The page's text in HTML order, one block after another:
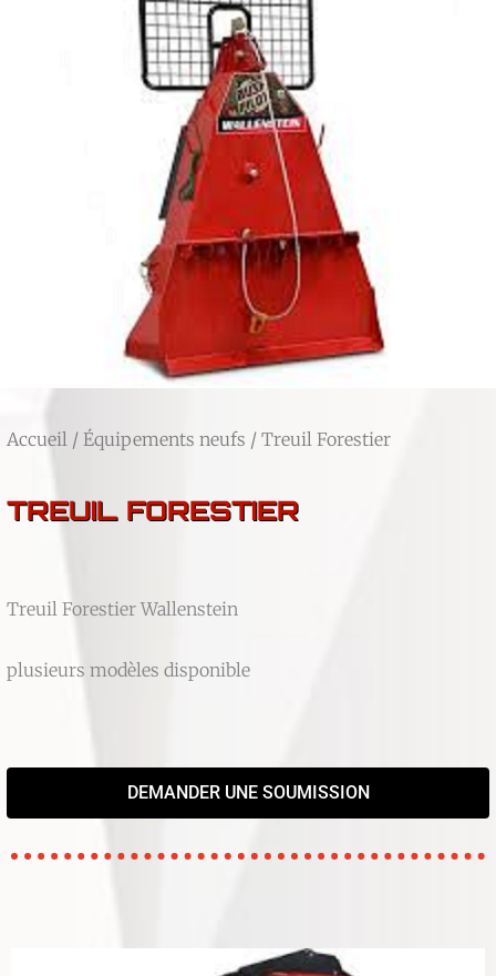
Accueil / Équipements neufs / Treuil Forestier
TREUIL FORESTIER
Treuil Forestier Wallenstein
plusieurs modèles disponible
DEMANDER UNE SOUMISSION